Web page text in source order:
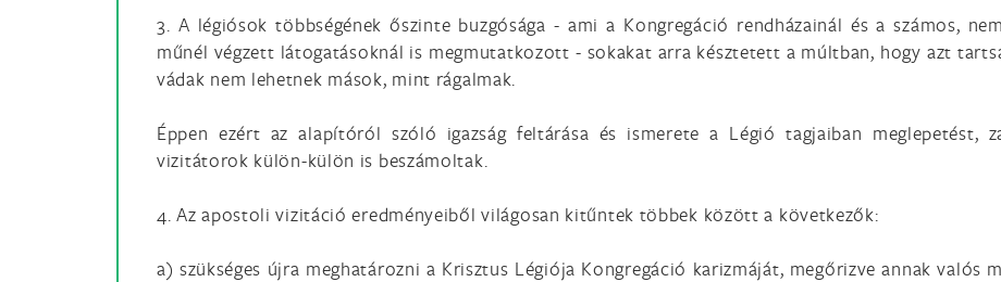
3. A légiósok többségének őszinte buzgósága - ami a Kongregáció rendházainál és a számos,
műnél végzett látogatásoknál is megmutatkozott - sokakat arra késztetett a múltban, hogy azt
vádak nem lehetnek mások, mint rágalmak.
Éppen ezért az alapítóról szóló igazság feltárása és ismerete a Légió tagjaiban
vizitátorok külön-külön is beszámoltak.
4. Az apostoli vizitáció eredményeiből világosan kitűntek többek között a következők:
a) szükséges újra meghatározni a Krisztus Légiója Kongregáció karizmáját, megőrizve annak valós